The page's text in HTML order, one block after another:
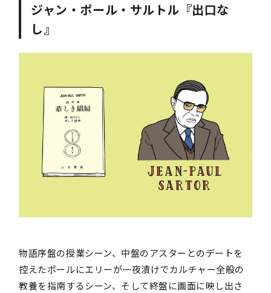
ジャン・ポール・サルトル『出口な
し』
物語序盤の授業シーン、中盤のアスターとのデートを
控えたポールにエリーが一夜漬けでカルチャー全般の
教養を指南するシーン、そして終盤に画面に映し出さ